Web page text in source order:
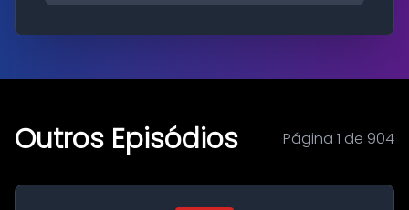
Outros Episódios Página 1 de 904